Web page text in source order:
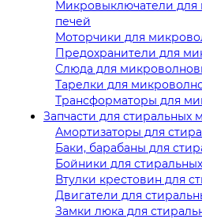
Микровыключатели для
печей
Моторчики для
Предохранители для
Слюда для
Тарелки для
Трансформаторы для
Запчасти для стиральных
Амортизаторы для
Баки, барабаны для
Бойники для
Втулки крестовин для
Двигатели для
Замки люка для